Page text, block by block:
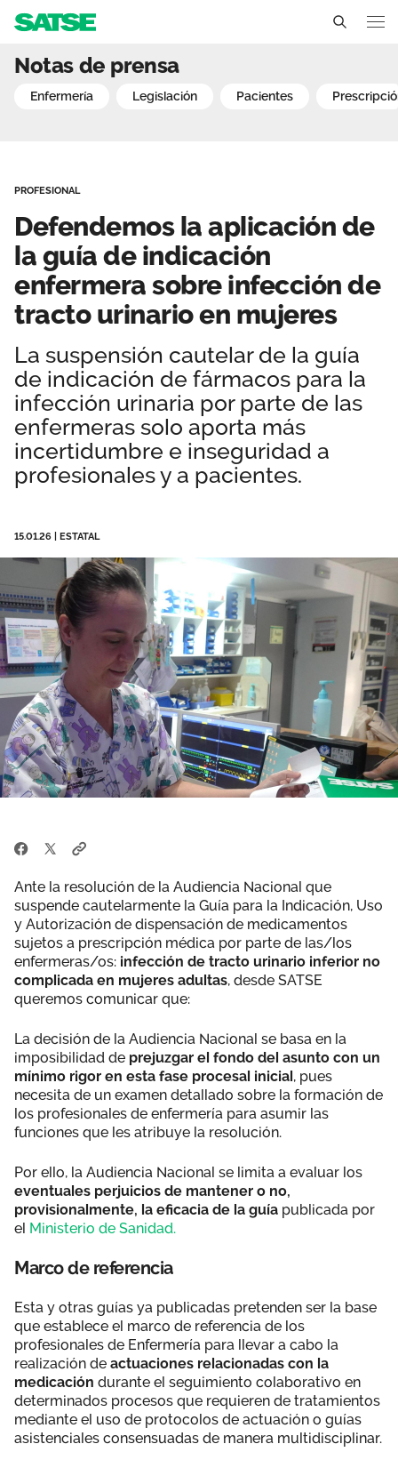
Delegados Sindicales
Estructura organizativa
Transparencia
Secciones sindicales
Servicios
Actualidad
Temas
Sala de prensa
Perspectivas
Documentos
Publicaciones
Sedes
Contáctanos
Área privada
Únete
Defendemos la
Notas de prensa
enfermería legislación pacientes
PROFESIONAL
Defendemos la aplicación de
la guía de indicación
enfermera sobre infección de
tracto urinario en mujeres
La suspensión cautelar de la guía
de indicación de fármacos para la
infección urinaria por parte de las
enfermeras solo aporta más
incertidumbre e inseguridad a
profesionales y a pacientes.
15.01.26 ESTATAL
Ante la resolución de la Audiencia Nacional que
suspende cautelarmente la Guía para la Indicación, Uso
y Autorización de dispensación de medicamentos
sujetos a prescripción médica por parte de las/los
enfermeras/os: infección de tracto urinario inferior no
complicada en mujeres adultas, desde SATSE
queremos comunicar que:
La decisión de la Audiencia Nacional se basa en la
imposibilidad de prejuzgar el fondo del asunto con un
mínimo rigor en esta fase procesal inicial, pues
necesita de un examen detallado sobre la formación de
los profesionales de enfermería para asumir las
funciones que les atribuye la resolución.
Por ello, la Audiencia Nacional se limita a evaluar los
eventuales perjuicios de mantener o no,
provisionalmente, la eficacia de la guía publicada por
el Ministerio de Sanidad.
Marco de referencia
Esta y otras guías ya publicadas pretenden ser la base
que establece el marco de referencia de los
profesionales de Enfermería para llevar a cabo la
realización de actuaciones relacionadas con la
medicación durante el seguimiento colaborativo en
determinados procesos que requieren de tratamientos
mediante el uso de protocolos de actuación o guías
asistenciales consensuadas de manera multidisciplinar.